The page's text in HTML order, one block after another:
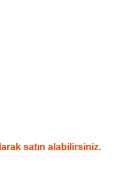
satın alabilirsiniz.